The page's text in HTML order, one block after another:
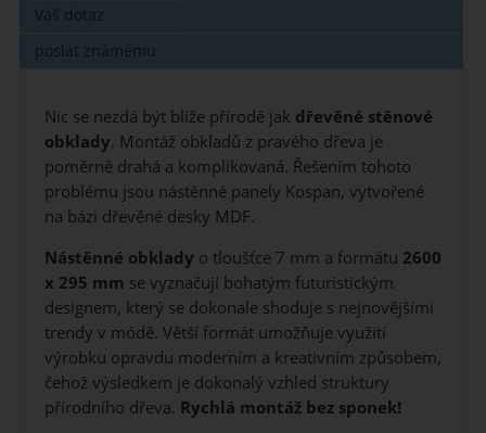
Váš dotaz
poslat známému
Nic se nezdá být blíže přírodě jak dřevěné stěnové
obklady. Montáž obkladů z pravého dřeva je
poměrně drahá a komplikovaná. Řešením tohoto
problému jsou nástěnné panely Kospan, vytvořené
na bázi dřevěné desky MDF.
Nástěnné obklady o tloušťce 7 mm a formátu 2600
x 295 mm se vyznačují bohatým futuristickým
designem, který se dokonale shoduje s nejnovějšími
trendy v módě. Větší formát umožňuje využití
výrobku opravdu moderním a kreativním způsobem,
čehož výsledkem je dokonalý vzhled struktury
přírodního dřeva. Rychlá montáž bez sponek!